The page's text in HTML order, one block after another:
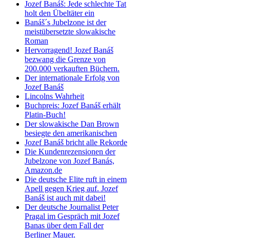
Jozef Banáš: Jede schlechte Tat
holt den Übeltäter ein
Banáš´s Jubelzone ist der
meistübersetzte slowakische
Roman
Hervorragend! Jozef Banáš
bezwang die Grenze von
200.000 verkauften Büchern.
Der internationale Erfolg von
Jozef Banáš
Lincolns Wahrheit
Buchpreis: Jozef Banáš erhält
Platin-Buch!
Der slowakische Dan Brown
besiegte den amerikanischen
Jozef Banáš bricht alle Rekorde
Die Kundenrezensionen der
Jubelzone von Jozef Banás,
Amazon.de
Die deutsche Elite ruft in einem
Apell gegen Krieg auf. Jozef
Banáš ist auch mit dabei!
Der deutsche Journalist Peter
Pragal im Gespräch mit Jozef
Banas über dem Fall der
Berliner Mauer.